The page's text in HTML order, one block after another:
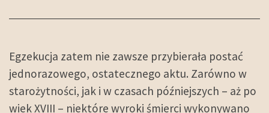
Egzekucja zatem nie zawsze przybierała postać
jednorazowego, ostatecznego aktu. Zarówno w
starożytności, jak i w czasach późniejszych – aż po
wiek XVIII – niektóre wyroki śmierci wykonywano